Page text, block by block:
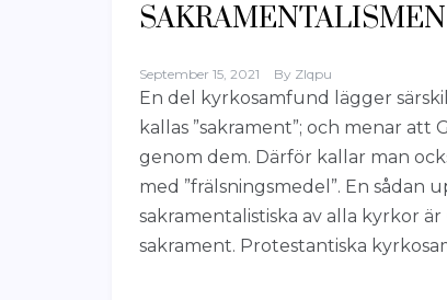
September 15, 2021 By Zlqpu
En del kyrkosamfund lägger
kallas ”sakrament”; och menar
genom dem. Därför kallar man
med ”frälsningsmedel”. En sådan
sakramentalistiska av alla kyrkor
sakrament. Protestantiska